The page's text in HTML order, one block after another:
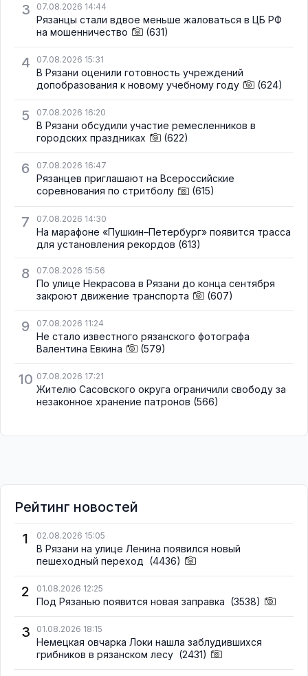
3 07.08.2026 14:44
Рязанцы стали вдвое меньше жаловаться в ЦБ РФ
на мошенничество
(631)
4 07.08.2026 15:31
В Рязани оценили готовность учреждений
допобразования к новому учебному году
(624)
5 07.08.2026 16:20
В Рязани обсудили участие ремесленников в
городских праздниках
(622)
6 07.08.2026 16:47
Рязанцев приглашают на Всероссийские
соревнования по стритболу
(615)
7 07.08.2026 14:30
На марафоне «Пушкин–Петербург» появится трасса
для установления рекордов (613)
8 07.08.2026 15:56
По улице Некрасова в Рязани до конца сентября
закроют движение транспорта
(607)
9 07.08.2026 11:24
Не стало известного рязанского фотографа
Валентина Евкина
(579)
10 07.08.2026 17:21
Жителю Сасовского округа ограничили свободу за
незаконное хранение патронов (566)
Рейтинг новостей
1
02.08.2026 15:05
В Рязани на улице Ленина появился новый
пешеходный переход (4436)
2 01.08.2026 12:25
Под Рязанью появится новая заправка (3538)
3 01.08.2026 18:15
Немецкая овчарка Локи нашла заблудившихся
грибников в рязанском лесу (2431)